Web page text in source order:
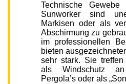
Technische
Sunworker sind
Markisen oder als
Abschirmung zu
im professionellen
bieten
sehr stark. Sie
als Windschutz
Pergola’s oder als